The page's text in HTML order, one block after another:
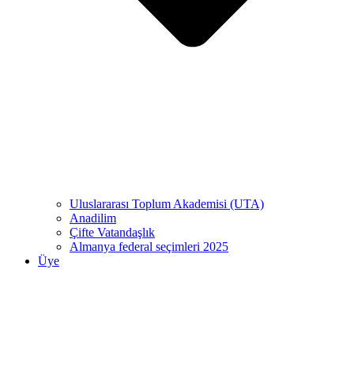
Uluslararası Toplum Akademisi (UTA)
Anadilim
Çifte Vatandaşlık
Almanya federal seçimleri 2025
Üye